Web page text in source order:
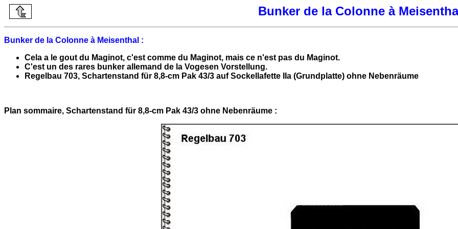
Bunker de la Colonne à
Bunker de la Colonne à Meisenthal :
Cela a le gout du Maginot, c'est comme du Maginot, mais ce n'est pas du Maginot.
C'est un des rares bunker allemand de la Vogesen Vorstellung.
Regelbau 703, Schartenstand für 8,8-cm Pak 43/3 auf Sockellafette IIa (Grundplatte) ohne Nebenräume
Plan sommaire, Schartenstand für 8,8-cm Pak 43/3 ohne Nebenräume :